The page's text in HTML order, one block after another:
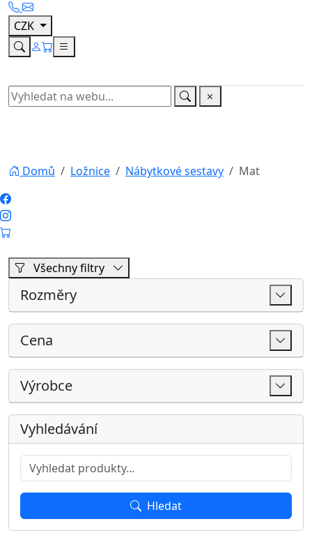
Všechny filtry
Cena
Vyhledávání
Kategorie
AKCE